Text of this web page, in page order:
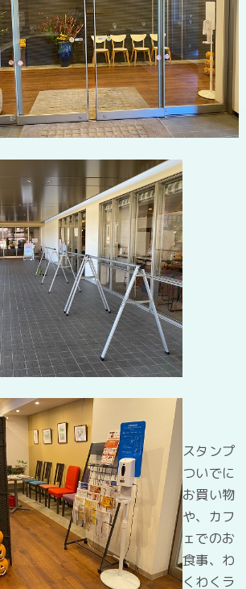
スタンプ
ついでに
お買い物
や、カフ
ェでのお
食事、わ
くわくラ